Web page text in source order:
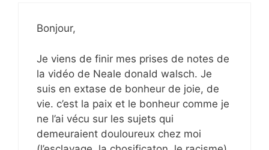
Bonjour,
Je viens de finir mes prises de notes de
la vidéo de Neale donald walsch. Je
suis en extase de bonheur de joie, de
vie. c’est la paix et le bonheur comme je
ne l’ai vécu sur les sujets qui
demeuraient douloureux chez moi